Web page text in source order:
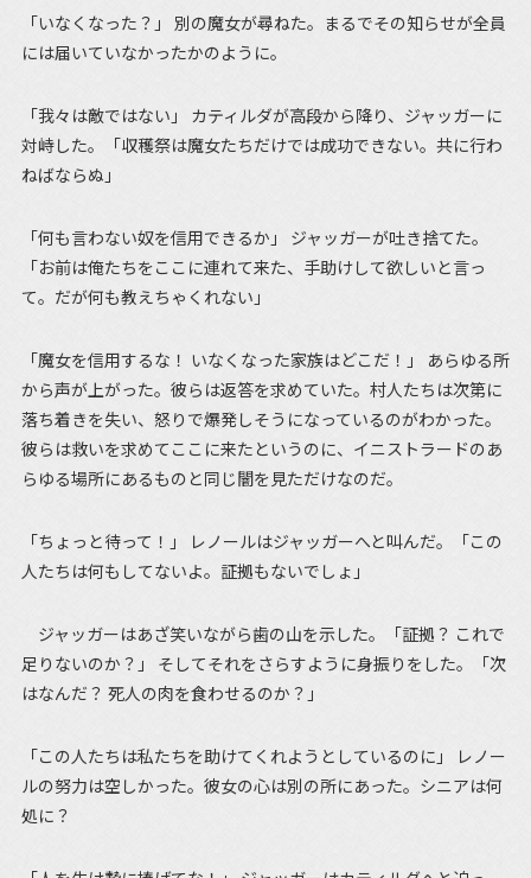
「いなくなった？」 別の魔女が尋ねた。まるでその知らせが全員
には届いていなかったかのように。
「我々は敵ではない」 カティルダが高段から降り、ジャッガーに
対峙した。「収穫祭は魔女たちだけでは成功できない。共に行わ
ねばならぬ」
「何も言わない奴を信用できるか」 ジャッガーが吐き捨てた。
「お前は俺たちをここに連れて来た、手助けして欲しいと言っ
て。だが何も教えちゃくれない」
「魔女を信用するな！ いなくなった家族はどこだ！」 あらゆる所
から声が上がった。彼らは返答を求めていた。村人たちは次第に
落ち着きを失い、怒りで爆発しそうになっているのがわかった。
彼らは救いを求めてここに来たというのに、イニストラードのあ
らゆる場所にあるものと同じ闇を見ただけなのだ。
「ちょっと待って！」 レノールはジャッガーへと叫んだ。「この
人たちは何もしてないよ。証拠もないでしょ」
ジャッガーはあざ笑いながら歯の山を示した。「証拠？ これで
足りないのか？」 そしてそれをさらすように身振りをした。「次
はなんだ？ 死人の肉を食わせるのか？」
「この人たちは私たちを助けてくれようとしているのに」 レノー
ルの努力は空しかった。彼女の心は別の所にあった。シニアは何
処に？